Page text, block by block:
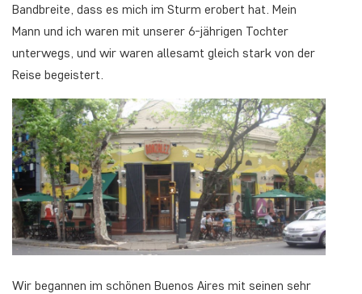
Bandbreite, dass es mich im Sturm erobert hat. Mein
Mann und ich waren mit unserer 6-jährigen Tochter
unterwegs, und wir waren allesamt gleich stark von der
Reise begeistert.
Wir begannen im schönen Buenos Aires mit seinen sehr